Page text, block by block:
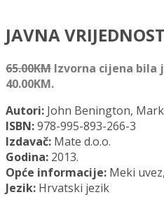
JAVNA VRIJEDNOST
65.00KM Izvorna cijena bila
40.00KM.
Autori: John Benington,
ISBN:978-995-893-266-3
Izdavač: Mate d.o.o.
Godina: 2013.
Opće informacije: Meki
Jezik: Hrvatski jezik